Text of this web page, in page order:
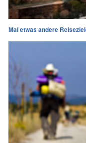
Mal etwas andere